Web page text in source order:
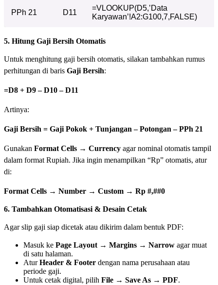
PPh 21 D11
=VLOOKUP(D5,’Data
Karyawan’!A2:G100,7,FALSE)
5. Hitung Gaji Bersih Otomatis
Untuk menghitung gaji bersih otomatis, silakan tambahkan rumus
perhitungan di baris Gaji Bersih:
=D8 + D9 – D10 – D11
Artinya:
Gaji Bersih = Gaji Pokok + Tunjangan – Potongan – PPh 21
Gunakan Format Cells → Currency agar nominal otomatis tampil
dalam format Rupiah. Jika ingin menampilkan “Rp” otomatis, atur
di:
Format Cells → Number → Custom → Rp #,##0
6. Tambahkan Otomatisasi & Desain Cetak
Agar slip gaji siap dicetak atau dikirim dalam bentuk PDF:
Masuk ke Page Layout → Margins → Narrow agar muat
di satu halaman.
AturHeader & Footer dengan nama perusahaan atau
periode gaji.
Untuk cetak digital, pilih File → Save As → PDF.